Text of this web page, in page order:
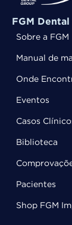
FGM
Sobre a FGM
Manual de
Onde
Eventos
Casos
Biblioteca
Pacientes
Shop FGM